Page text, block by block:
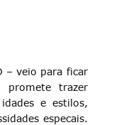
– veio para ficar
trazer
e estilos,
especais.